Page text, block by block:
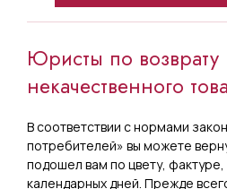
Юристы по возврату
некачественного
В соответствии с нормами
потребителей» вы можете
подошел вам по цвету,
календарных дней. Прежде